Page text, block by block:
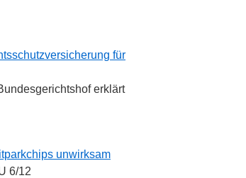
für
erklärt
unwirksam
6/12